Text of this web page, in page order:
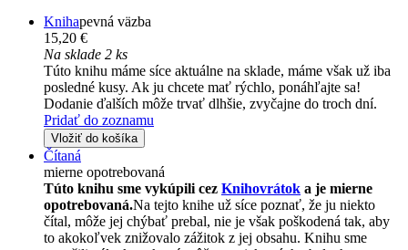
Knihapevná väzba
15,20 €
Na sklade 2 ks
Túto knihu máme síce aktuálne na sklade, máme však už iba
posledné kusy. Ak ju chcete mať rýchlo, ponáhľajte sa!
Dodanie ďalších môže trvať dlhšie, zvyčajne do troch dní.
Pridať do zoznamu
Vložiť do košíka
Čítaná
mierne opotrebovaná
Túto knihu sme vykúpili cez Knihovrátok a je mierne
opotrebovaná.Na tejto knihe už síce poznať, že ju niekto
čítal, môže jej chýbať prebal, nie je však poškodená tak, aby
to akokoľvek znižovalo zážitok z jej obsahu. Knihu sme